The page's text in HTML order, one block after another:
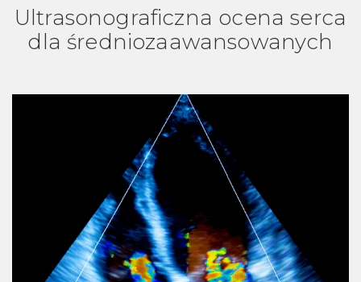
Ultrasonograficzna ocena serca
dla średniozaawansowanych